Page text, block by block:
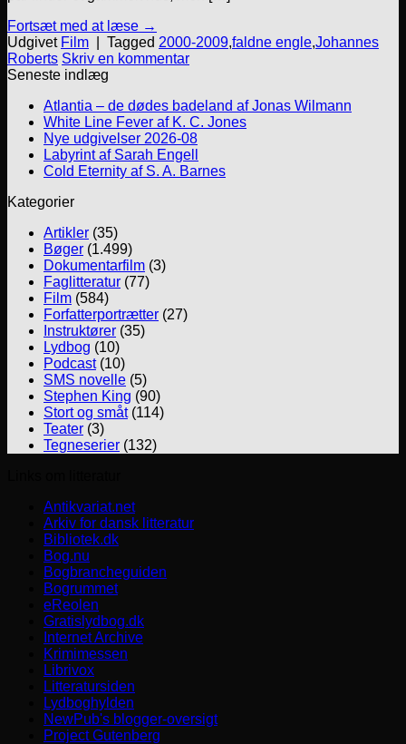
Fortsæt med at læse →
Udgivet Film Tagged 2000-2009,faldne engle,Johannes
Roberts Skriv en kommentar
Seneste indlæg
Atlantia – de dødes badeland af Jonas Wilmann
White Line Fever af K. C. Jones
Nye udgivelser 2026-08
Labyrint af Sarah Engell
Cold Eternity af S. A. Barnes
Kategorier
Artikler (35)
Bøger (1.499)
Dokumentarfilm (3)
Faglitteratur (77)
Film (584)
Forfatterportrætter (27)
Instruktører (35)
Lydbog (10)
Podcast(10)
SMS novelle (5)
Stephen King (90)
Stort og småt(114)
Teater (3)
Tegneserier (132)
Antikvariat.net
Arkiv for dansk litteratur
Bibliotek.dk
Bog.nu
Bogbrancheguiden
Bogrummet
eReolen
Gratislydbog.dk
Internet Archive
Krimimessen
Librivox
Litteratursiden
Lydboghylden
NewPub's blogger-oversigt
Project Gutenberg